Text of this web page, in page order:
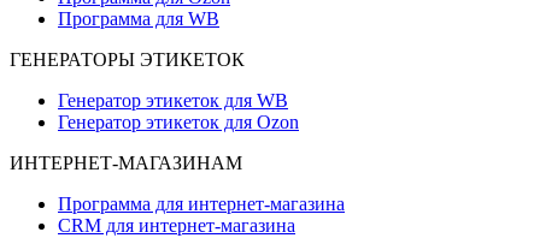
Программа для WB
ГЕНЕРАТОРЫ ЭТИКЕТОК
Генератор этикеток для WB
Генератор этикеток для Ozon
ИНТЕРНЕТ-МАГАЗИНАМ
Программа для интернет-магазина
CRM для интернет-магазина